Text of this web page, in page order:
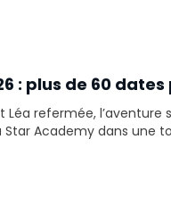
: plus de 60
refermée,
Academy dans une